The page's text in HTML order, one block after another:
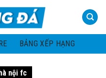
BẢNG XẾP HẠNG
nội fc